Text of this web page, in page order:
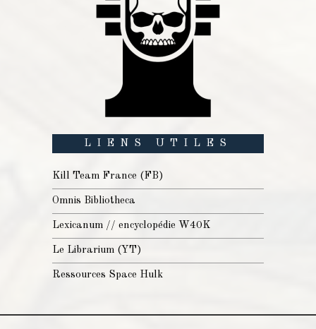
LIENS UTILES
Kill Team France (FB)
Omnis Bibliotheca
Lexicanum // encyclopédie W40K
Le Librarium (YT)
Ressources Space Hulk